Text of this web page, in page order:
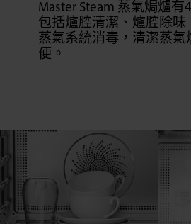
Master Steam 蒸氣焗爐有
包括爐腔清潔、爐腔除味
蒸氣系統消毒，清潔蒸氣
便。